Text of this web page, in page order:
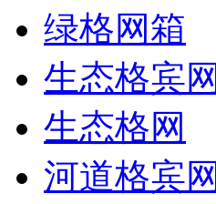
绿格网箱
生态格宾网
生态格网
河道格宾网